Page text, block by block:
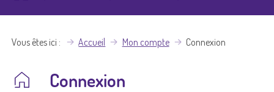
Vous êtes ici Accueil Mon compte Connexion
Connexion